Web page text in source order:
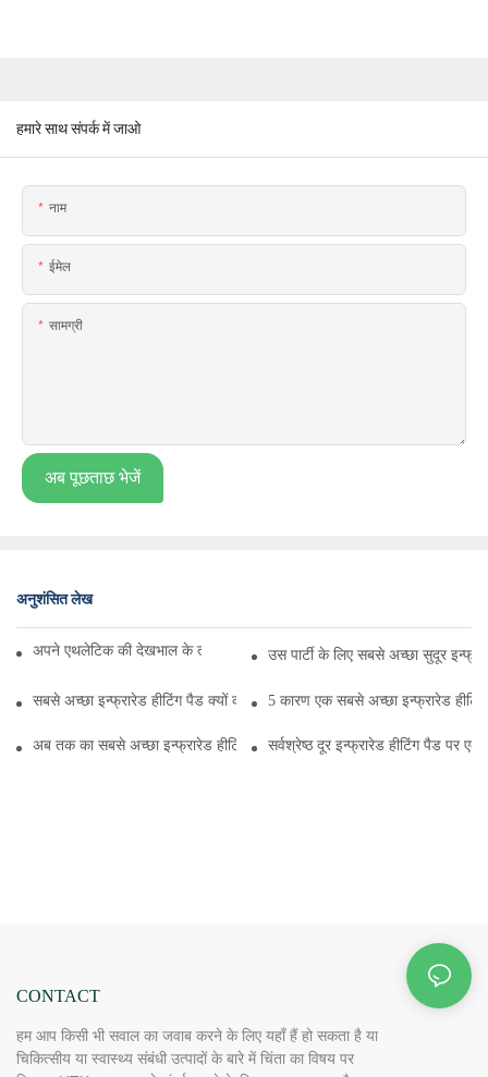
हमारे साथ संपर्क में जाओ
नाम
ईमेल
सामग्री
अब पूछताछ भेजें
अनुशंसित लेख
अपने एथलेटिक की देखभाल के तरीके सबसे दूर इन्फ्रारेड हीटिंग पैड
उस पार्टी के लिए सबसे अच्छा सुदूर
सबसे अच्छा इन्फ्रारेड हीटिंग पैड क्यों करते हैं?5 कारण एक सबसे अच्छा इन्फ्रारेड
अब तक का सबसे अच्छा इन्फ्रारेड हीटिंग पैड अब तक का सबसे अच्छा इन्फ्रारेड
सर्वश्रेष्ठ दूर इन्फ्रारेड हीटिंग पैड पर एक
CONTACT
हम आप किसी भी सवाल का जवाब करने के लिए यहाँ हैं हो सकता है या
चिकित्सीय या स्वास्थ्य संबंधी उत्पादों के बारे में चिंता का विषय पर